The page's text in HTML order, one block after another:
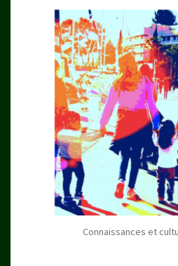
Connaissances et